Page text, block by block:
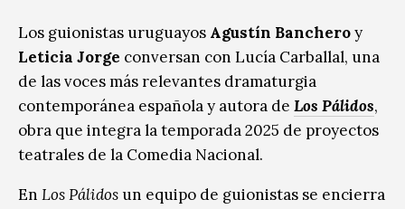
Música
Sin categoría
Los guionistas uruguayos Agustín Bancheroy
Leticia Jorge conversan con Lucía Carballal, una
de las voces más relevantes dramaturgia
contemporánea española y autora de Los Pálidos,
obra que integra la temporada 2025 de proyectos
teatrales de la Comedia Nacional.
En Los Pálidos un equipo de guionistas se encierra